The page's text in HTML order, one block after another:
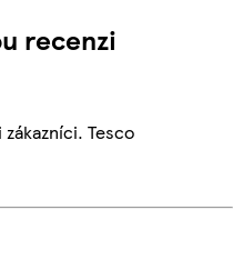
recenzi
Tesco